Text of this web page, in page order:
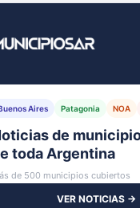
Aires Patagonia NOA
municipio,
instante
de 500 municipios cubiertos
VER NOTICIAS →